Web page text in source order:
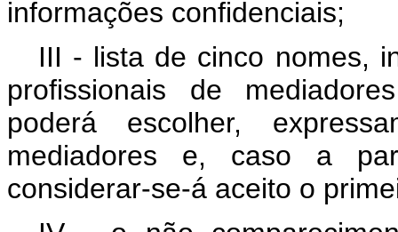
informações confidenciais;
III - lista de cinco nomes,
profissionais de
poderá escolher,
mediadores e, caso a
considerar-se-á aceito o